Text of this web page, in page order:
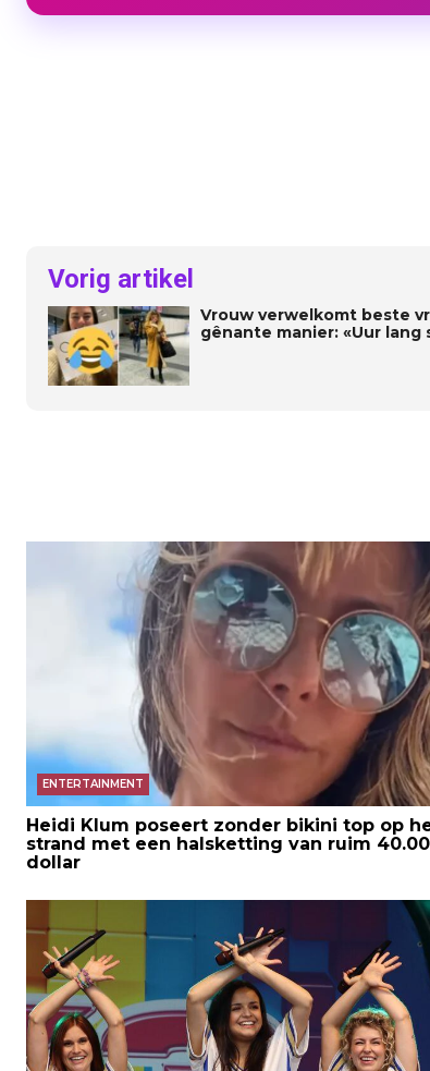
Vorig artikel
Vrouw verwelkomt beste
gênante manier: «Uur lang
ENTERTAINMENT
Heidi Klum poseert zonder bikini top op
strand met een halsketting van ruim
dollar